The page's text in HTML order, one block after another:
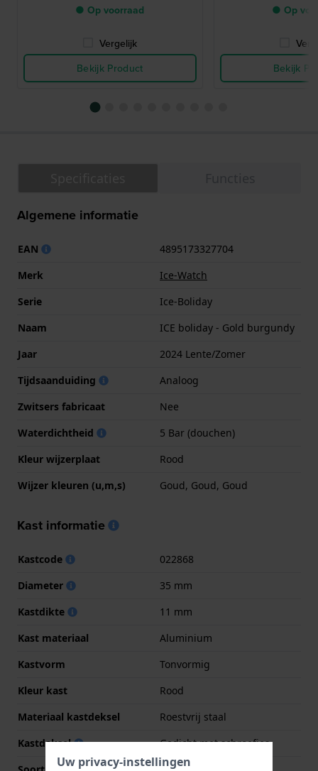
● Op voorraad
Vergelijk
Bekijk Product
● Op
Bekijk
Algemene informatie
EAN
4895173327704
Merk
Ice-Watch
Serie
Ice-Boliday
Naam
ICE boliday - Gold burgundy
Jaar
2024 Lente/Zomer
Tijdsaanduiding
Analoog
Zwitsers fabricaat
Nee
Waterdichtheid
5 Bar (douchen)
Kleur wijzerplaat
Rood
Wijzer kleuren (u,m,s)
Goud, Goud, Goud
Kast informatie
Kastcode
022868
Diameter
35 mm
Kastdikte
11 mm
Kast materiaal
Aluminium
Kastvorm
Tonvormig
Kleur kast
Rood
Materiaal kastdeksel
Roestvrij staal
Kastdeksel
Gedicht met schroefjes
Uw privacy-instellingen